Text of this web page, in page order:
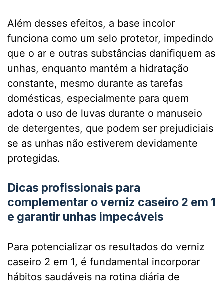
Além desses efeitos, a base incolor
funciona como um selo protetor, impedindo
que o ar e outras substâncias danifiquem as
unhas, enquanto mantém a hidratação
constante, mesmo durante as tarefas
domésticas, especialmente para quem
adota o uso de luvas durante o manuseio
de detergentes, que podem ser prejudiciais
se as unhas não estiverem devidamente
protegidas.
Dicas profissionais para
complementar o verniz caseiro 2 em 1
e garantir unhas impecáveis
Para potencializar os resultados do verniz
caseiro 2 em 1, é fundamental incorporar
hábitos saudáveis na rotina diária de